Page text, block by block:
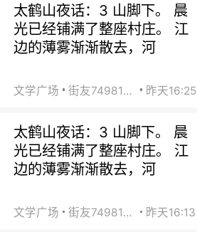
太鹤山夜话：3 山脚下。 晨
光已经铺满了整座村庄。 江
边的薄雾渐渐散去，河
文学广场 街友74981146 昨天16:25
太鹤山夜话：3 山脚下。 晨
光已经铺满了整座村庄。 江
边的薄雾渐渐散去，河
文学广场 街友74981146 昨天16:13